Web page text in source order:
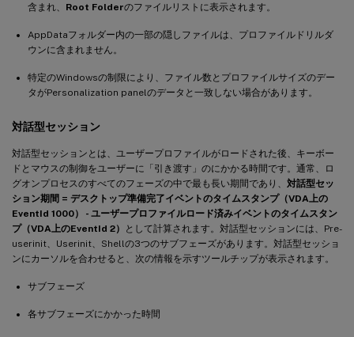
含まれ、 Root Folderのファイルリストに表示されます。
AppDataフォルダー内の一部の隠しファイルは、プロファイルドリルダ
ウンに含まれません。
特定のWindowsの制限により、ファイル数とプロファイルサイズのデー
タがPersonalization panelのデータと一致しない場合があります。
対話型セッション
対話型セッションとは、ユーザープロファイルがロードされた後、キーボー
ドとマウスの制御をユーザーに「引き渡す」のにかかる時間です。通常、ロ
グオンプロセスのすべてのフェーズの中で最も長い期間であり、 対話型セッ
ション期間 = デスクトップ準備完了イベントのタイムスタンプ（VDA上の
EventId 1000） - ユーザープロファイルロード済みイベントのタイムスタン
プ（VDA上のEventId 2）
として計算されます。対話型セッションには、Pre-
userinit、Userinit、Shellの3つのサブフェーズがあります。対話型セッショ
ンにカーソルを合わせると、次の情報を示すツールチップが表示されます。
サブフェーズ
各サブフェーズにかかった時間